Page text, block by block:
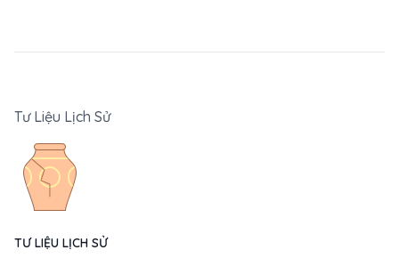
Tư Liệu Lịch Sử
TƯ LIỆU LỊCH SỬ